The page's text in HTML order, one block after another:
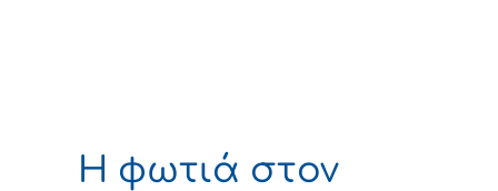
H φωτιά στον